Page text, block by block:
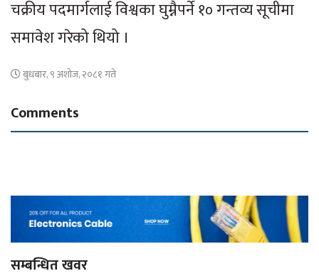
चक्रीय पदमार्गलाई विश्वका घुम्नैपर्ने १० गन्तव्य सूचीमा
समावेश गरेको थियो ।
बुधबार, ९ अशोज, २०८१ गते
Comments
सम्बन्धित खवर